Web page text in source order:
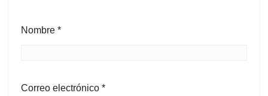
Nombre *
Correo electrónico *